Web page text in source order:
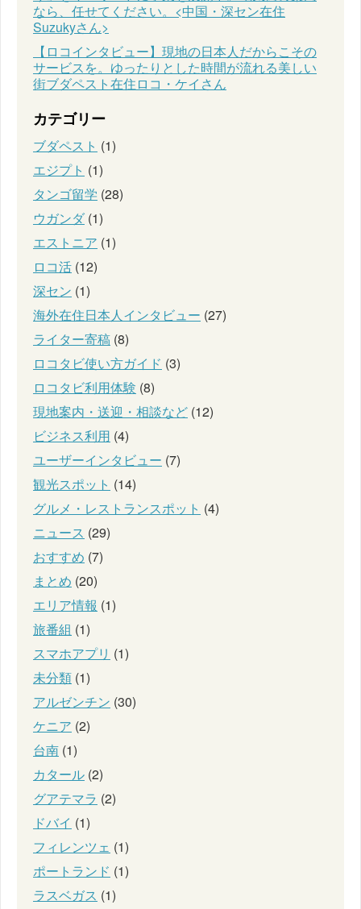
なら、任せてください。<中国・深セン在住
Suzukyさん>
【ロコインタビュー】現地の日本人だからこその
サービスを。ゆったりとした時間が流れる美しい
街ブダペスト在住ロコ・ケイさん
カテゴリー
ブダペスト (1)
エジプト (1)
タンゴ留学 (28)
ウガンダ(1)
エストニア (1)
ロコ活 (12)
深セン (1)
海外在住日本人インタビュー (27)
ライター寄稿 (8)
ロコタビ使い方ガイド (3)
ロコタビ利用体験 (8)
現地案内・送迎・相談など (12)
ビジネス利用 (4)
ユーザーインタビュー (7)
観光スポット (14)
グルメ・レストランスポット (4)
ニュース (29)
おすすめ (7)
まとめ (20)
エリア情報 (1)
旅番組 (1)
スマホアプリ (1)
未分類 (1)
アルゼンチン (30)
ケニア (2)
台南 (1)
カタール (2)
グアテマラ (2)
ドバイ (1)
フィレンツェ (1)
ポートランド (1)
ラスベガス (1)